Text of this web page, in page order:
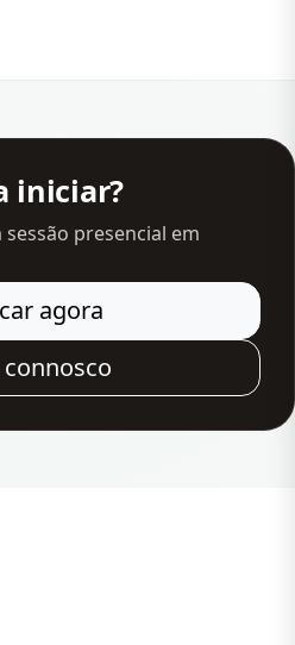
iniciar?
presencial em
agora
connosco